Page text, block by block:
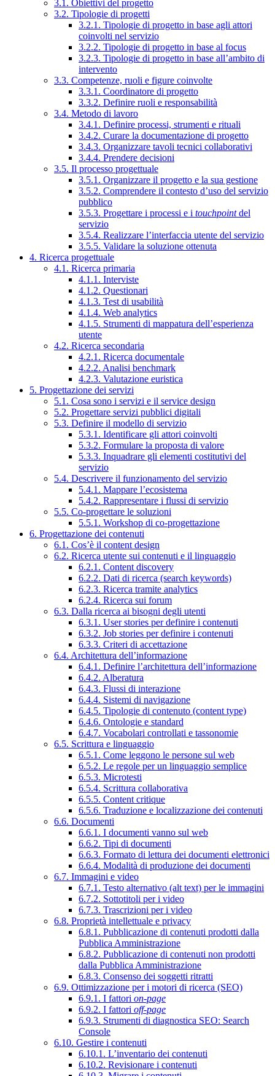
3.1. Obiettivi del progetto
3.2. Tipologie di progetti
3.2.1. Tipologie di progetto in base agli attori
coinvolti nel servizio
3.2.2. Tipologie di progetto in base al focus
3.2.3. Tipologie di progetto in base all’ambito di
intervento
3.3. Competenze, ruoli e figure coinvolte
3.3.1. Coordinatore di progetto
3.3.2. Definire ruoli e responsabilità
3.4. Metodo di lavoro
3.4.1. Definire processi, strumenti e rituali
3.4.2. Curare la documentazione di progetto
3.4.3. Organizzare tavoli tecnici collaborativi
3.4.4. Prendere decisioni
3.5. Il processo progettuale
3.5.1. Organizzare il progetto e la sua gestione
3.5.2. Comprendere il contesto d’uso del servizio
pubblico
3.5.3. Progettare i processi e i touchpointdel
servizio
3.5.4. Realizzare l’interfaccia utente del servizio
3.5.5. Validare la soluzione ottenuta
4. Ricerca progettuale
4.1. Ricerca primaria
4.1.1. Interviste
4.1.2. Questionari
4.1.3. Test di usabilità
4.1.4. Web analytics
4.1.5. Strumenti di mappatura dell’esperienza
utente
4.2. Ricerca secondaria
4.2.1. Ricerca documentale
4.2.2. Analisi benchmark
4.2.3. Valutazione euristica
5. Progettazione dei servizi
5.1. Cosa sono i servizi e il service design
5.2. Progettare servizi pubblici digitali
5.3. Definire il modello di servizio
5.3.1. Identificare gli attori coinvolti
5.3.2. Formulare la proposta di valore
5.3.3. Inquadrare gli elementi costitutivi del
servizio
5.4. Descrivere il funzionamento del servizio
5.4.1. Mappare l’ecosistema
5.4.2. Rappresentare i flussi di servizio
5.5. Co-progettare le soluzioni
5.5.1. Workshop di co-progettazione
6. Progettazione dei contenuti
6.1. Cos’è il content design
6.2. Ricerca utente sui contenuti e il linguaggio
6.2.1. Content discovery
6.2.2. Dati di ricerca (search keywords)
6.2.3. Ricerca tramite analytics
6.2.4. Ricerca sui forum
6.3. Dalla ricerca ai bisogni degli utenti
6.3.1. User stories per definire i contenuti
6.3.2. Job stories per definire i contenuti
6.3.3. Criteri di accettazione
6.4. Architettura dell’informazione
6.4.1. Definire l’architettura dell’informazione
6.4.2. Alberatura
6.4.3. Flussi di interazione
6.4.4. Sistemi di navigazione
6.4.5. Tipologie di contenuto (content type)
6.4.6. Ontologie e standard
6.4.7. Vocabolari controllati e tassonomie
6.5. Scrittura e linguaggio
6.5.1. Come leggono le persone sul web
6.5.2. Le regole per un linguaggio semplice
6.5.3. Microtesti
6.5.4. Scrittura collaborativa
6.5.5. Content critique
6.5.6. Traduzione e localizzazione dei contenuti
6.6. Documenti
6.6.1. I documenti vanno sul web
6.6.2. Tipi di documenti
6.6.3. Formato di lettura dei documenti elettronici
6.6.4. Modalità di produzione dei documenti
6.7. Immagini e video
6.7.1. Testo alternativo (alt text) per le immagini
6.7.2. Sottotitoli per i video
6.7.3. Trascrizioni per i video
6.8. Proprietà intellettuale e privacy
6.8.1. Pubblicazione di contenuti prodotti dalla
Pubblica Amministrazione
6.8.2. Pubblicazione di contenuti non prodotti
dalla Pubblica Amministrazione
6.8.3. Consenso dei soggetti ritratti
6.9. Ottimizzazione per i motori di ricerca (SEO)
6.9.1. I fattori on-page
6.9.2. I fattori off-page
6.9.3. Strumenti di diagnostica SEO: Search
Console
6.10. Gestire i contenuti
6.10.1. L’inventario dei contenuti
6.10.2. Revisionare i contenuti